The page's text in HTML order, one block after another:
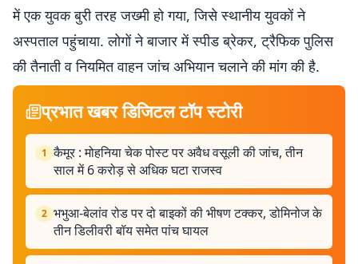
में एक युवक बुरी तरह जख्मी हो गया, जिसे स्थानीय युवकों ने
अस्पताल पहुंचाया. लोगों ने बाजार में स्पीड ब्रेकर, ट्रैफिक पुलिस
की तैनाती व नियमित वाहन जांच अभियान चलाने की मांग की है.
प्रभात खबर डिजिटल टॉप स्टोरी
1 कैमूर : मोहनिया चेक पोस्ट पर अवैध वसूली की जांच, तीन
साल में 6 करोड़ से अधिक घटा राजस्व
2 भभुआ-बेलांव रोड पर दो बाइकों की भीषण टक्कर, डोमिनोज के
तीन डिलीवरी बॉय समेत पांच घायल